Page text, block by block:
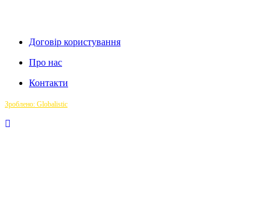
Договір користування
Про нас
Контакти
Зроблено: Globalistic